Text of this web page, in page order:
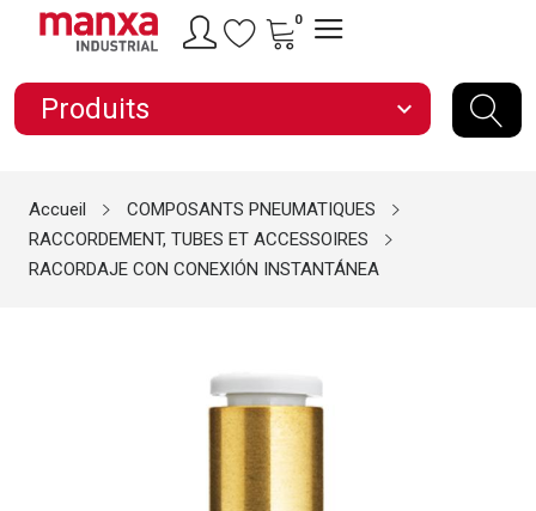
0
Produits expand_more
Accueil
COMPOSANTS PNEUMATIQUES
RACCORDEMENT, TUBES ET ACCESSOIRES
RACORDAJE CON CONEXIÓN INSTANTÁNEA